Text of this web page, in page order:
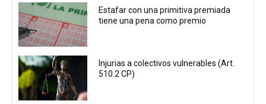
Estafar con una primitiva premiada
tiene una pena como premio
Injurias a colectivos vulnerables (Art.
510.2 CP)